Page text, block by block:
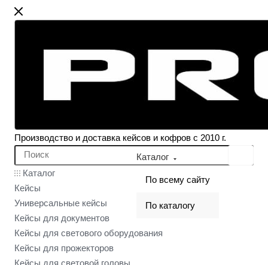
Производство и доставка кейсов и кофров с 2010 г.
Каталог
По всему сайту
По каталогу
Каталог
Кейсы
Универсальные кейсы
Кейсы для документов
Кейсы для светового оборудования
Кейсы для прожекторов
Кейсы для световой головы